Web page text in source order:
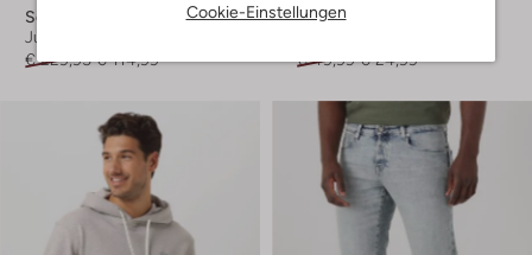
Cookie-Einstellungen
Scotch & Soda
Jumpsuit
€ 229,95 € 114,99
Scotch & Soda
€ 49,99 € 24,99